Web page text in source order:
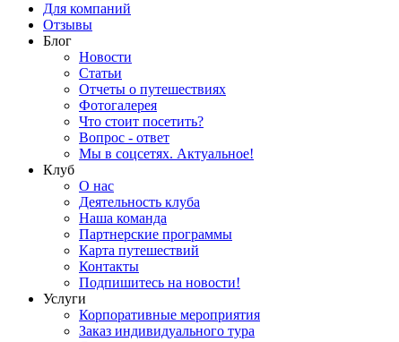
Для компаний
Отзывы
Блог
Новости
Статьи
Отчеты о путешествиях
Фотогалерея
Что стоит посетить?
Вопрос - ответ
Мы в соцсетях. Актуальное!
Клуб
О нас
Деятельность клуба
Наша команда
Партнерские программы
Карта путешествий
Контакты
Подпишитесь на новости!
Услуги
Корпоративные мероприятия
Заказ индивидуального тура